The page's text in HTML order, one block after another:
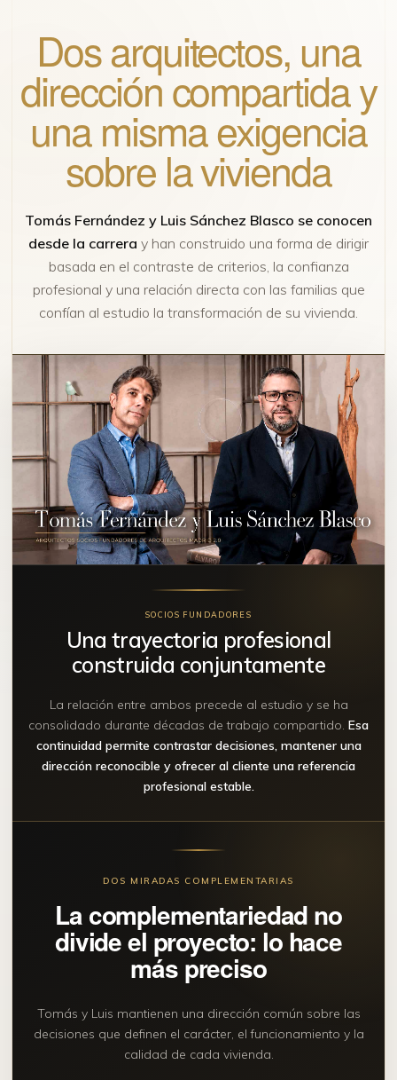
Dos arquitectos, una
dirección compartida y
una misma exigencia
sobre la vivienda
Tomás Fernández y Luis Sánchez Blasco se conocen
desde la carrera y han construido una forma de dirigir
basada en el contraste de criterios, la confianza
profesional y una relación directa con las familias que
confían al estudio la transformación de su vivienda.
SOCIOS FUNDADORES
Una trayectoria profesional
construida conjuntamente
La relación entre ambos precede al estudio y se ha
consolidado durante décadas de trabajo compartido. Esa
continuidad permite contrastar decisiones, mantener una
dirección reconocible y ofrecer al cliente una referencia
profesional estable.
DOS MIRADAS COMPLEMENTARIAS
La complementariedad no
divide el proyecto: lo hace
más preciso
Tomás y Luis mantienen una dirección común sobre las
decisiones que definen el carácter, el funcionamiento y la
calidad de cada vivienda.